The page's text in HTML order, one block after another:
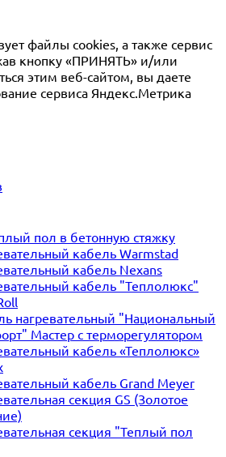
файлы cookies, а также сервис
кнопку «ПРИНЯТЬ» и/или
этим веб-сайтом, вы даете
сервиса Яндекс.Метрика
пол в бетонную стяжку
кабель Warmstad
кабель Nexans
кабель "Теплолюкс"
нагревательный "Национальный
Мастер с терморегулятором
кабель «Теплолюкс»
кабель Grand Meyer
секция GS (Золотое
секция "Теплый пол